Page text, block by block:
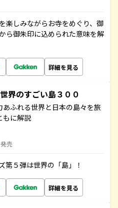
楽しみながらお寺をめぐり、御
ら御朱印に込められた意味を解
詳細を見る
界のすごい島３００
あふれる世界と日本の島々を旅
もに解説
売
第５弾は世界の「島」！
詳細を見る